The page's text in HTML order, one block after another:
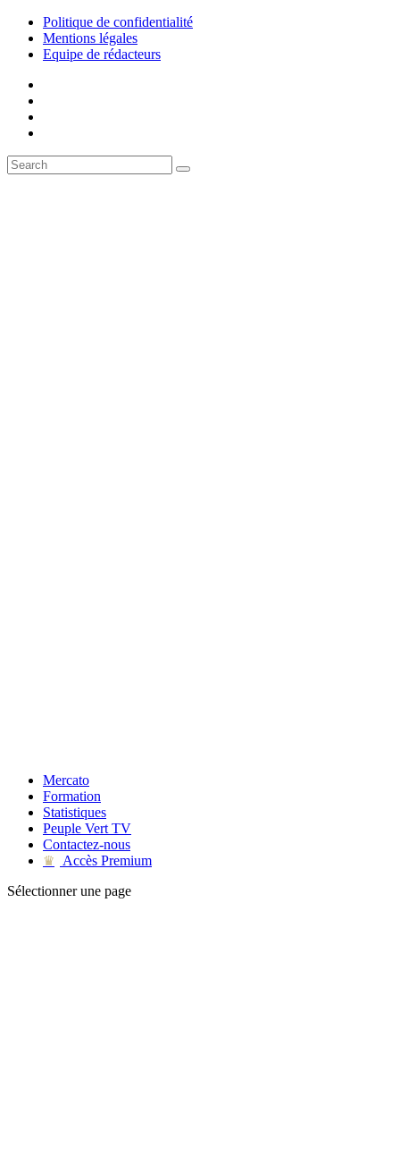
Politique de confidentialité
Mentions légales
Equipe de rédacteurs
Mercato
Formation
Statistiques
Peuple Vert TV
Contactez-nous
♛
Accès Premium
Sélectionner une page